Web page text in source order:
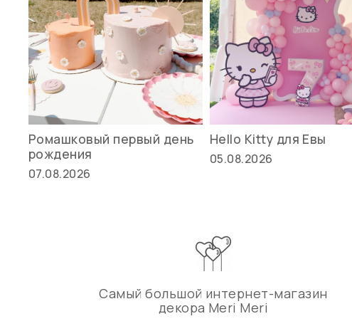
Ромашковый первый день
рождения
07.08.2026
Hello Kitty для Евы
05.08.2026
Самый большой интернет-магазин
декора Meri Meri